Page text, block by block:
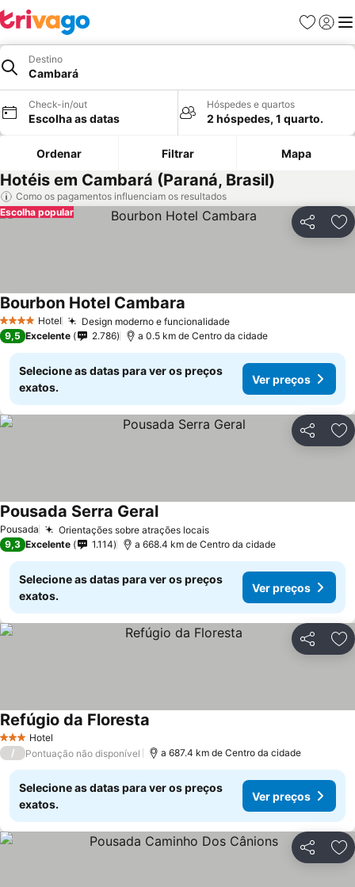
Favoritos
Iniciar
Destino
Cambará
Check-in/out
Escolha as datas
Hóspedes e quartos
2 hóspedes, 1 quarto.
Ordenar Filtrar Mapa
Hotéis em Cambará (Paraná, Brasil)
Como os pagamentos influenciam os resultados
Partilhar
Escolha popular
4 EstrelasHotel Design moderno e funcionalidade
Bourbon Hotel Cambara
9,5 Excelente 2.786 a 0.5 km de Centro da cidade
Selecione as datas para ver os preços
exatos.
Ver preços
Partilhar
Pousada Orientações sobre atrações locais
Pousada Serra Geral
9,3 Excelente 1.114 a 668.4 km de Centro da cidade
Selecione as datas para ver os preços
exatos.
Ver preços
Partilhar
3 EstrelasHotel
Refúgio da Floresta
/ Pontuação não disponível a 687.4 km de Centro da cidade
Selecione as datas para ver os preços
exatos.
Ver preços
Partilhar